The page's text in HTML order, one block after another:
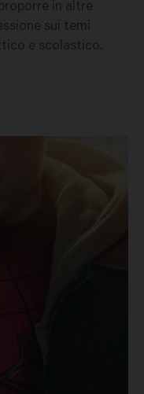
in altre
sui temi
e scolastico.